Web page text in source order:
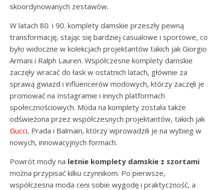
skoordynowanych zestawów.
W latach 80. i 90. komplety damskie przeszły pewną
transformację, stając się bardziej casualowe i sportowe, co
było widoczne w kolekcjach projektantów takich jak Giorgio
Armani i Ralph Lauren. Współczesne komplety damskie
zaczęły wracać do łask w ostatnich latach, głównie za
sprawą gwiazd i influencerów modowych, którzy zaczęli je
promować na Instagramie i innych platformach
społecznościowych. Moda na komplety została także
odświeżona przez współczesnych projektantów, takich jak
Gucci, Prada i Balmain, którzy wprowadzili je na wybieg w
nowych, innowacyjnych formach.
Powrót mody na letnie komplety damskie z szortami
można przypisać kilku czynnikom. Po pierwsze,
współczesna moda ceni sobie wygodę i praktyczność, a